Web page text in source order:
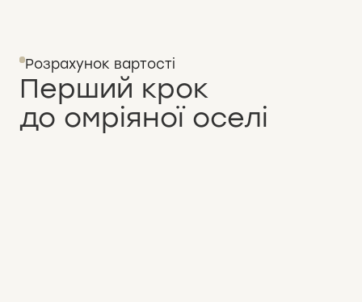
Розрахунок вартості
Перший крок
до омріяної оселі